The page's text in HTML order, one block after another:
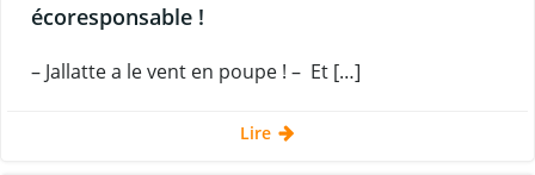
écoresponsable !
– Jallatte a le vent en poupe ! – Et […]
Lire